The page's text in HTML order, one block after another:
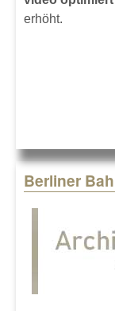
erhöht.
Berliner